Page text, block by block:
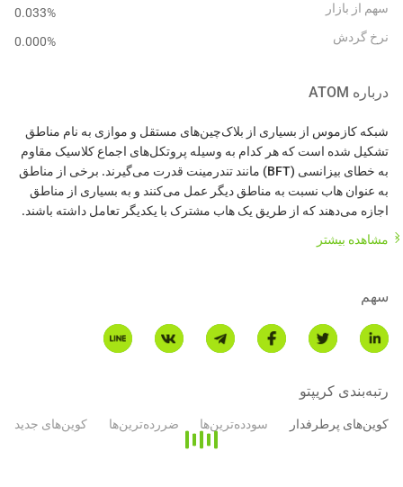
سهم از بازار
0.033%
نرخ گردش
0.000%
درباره ATOM
شبکه کازموس از بسیاری از بلاک‌چین‌های مستقل و موازی به نام مناطق
تشکیل شده است که هر کدام به وسیله پروتکل‌های اجماع کلاسیک مقاوم
به خطای بیزانسی (BFT) مانند تندرمینت قدرت می‌گیرند. برخی از مناطق
به عنوان هاب نسبت به مناطق دیگر عمل می‌کنند و به بسیاری از مناطق
اجازه می‌دهند که از طریق یک هاب مشترک با یکدیگر تعامل داشته باشند.
استفاده می‌کند. کازموس می‌تواند با چندین برنامه و ارز دیجیتال دیگر
کازموس متصل کنید و توکن‌ها را بین آن مناطق بدون نیاز به واسطه منتقل
توکن بومی خاص به نام اتم وجود دارد. اتم سه کاربرد دارد: به عنوان یک
مشاهده بیشتر
سهم
رتبه‌بندی کریپتو
کوین‌های پرطرفدار سودده‌ترین‌ها ضررده‌ترین‌ها کوین‌های جدید